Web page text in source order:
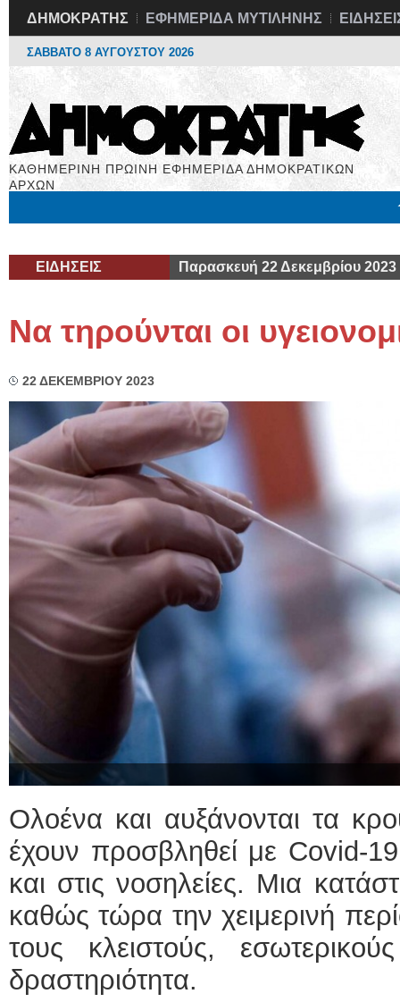
ΔΗΜΟΚΡΑΤΗΣ ΕΦΗΜΕΡΙΔΑ ΜΥΤΙΛΗΝΗΣ
ΣΑΒΒΑΤΟ 8 ΑΥΓΟΥΣΤΟΥ 2026
ΚΑΘΗΜΕΡΙΝΗ ΠΡΩΙΝΗ ΕΦΗΜΕΡΙΔΑ ΔΗΜΟΚΡΑΤΙΚΩΝ
ΑΡΧΩΝ
ΕΙΔΗΣΕΙΣ Παρασκευή 22 Δεκεμβρίου 2023
Να τηρούνται οι
22 ΔΕΚΕΜΒΡΙΟΥ 2023
Ολοένα και αυξάνονται τα
έχουν προσβληθεί με Covid-
και στις νοσηλείες. Μια
καθώς τώρα την χειμερινή
τους κλειστούς,
δραστηριότητα.